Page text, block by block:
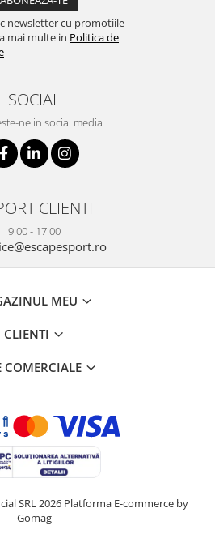
newsletter cu promotiile
mai multe in Politica de
SOCIAL
ne in social media
CLIENTI
9:00 - 17:00
MEU
CLIENTI
COMERCIALE
SRL 2026 Platforma E-commerce by
Gomag